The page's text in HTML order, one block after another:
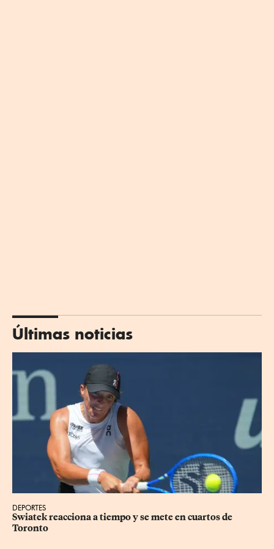
Últimas noticias
DEPORTES
Swiatek reacciona a tiempo y se mete en cuartos de
Toronto